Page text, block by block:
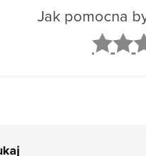
Jak pomocna